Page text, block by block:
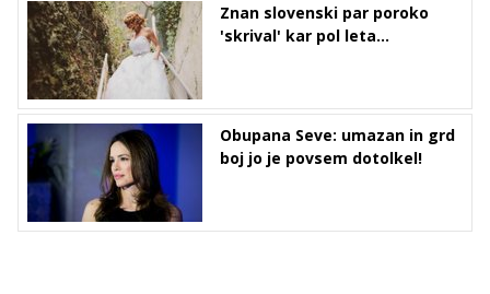
Znan slovenski par poroko
'skrival' kar pol leta...
Obupana Seve: umazan in grd
boj jo je povsem dotolkel!